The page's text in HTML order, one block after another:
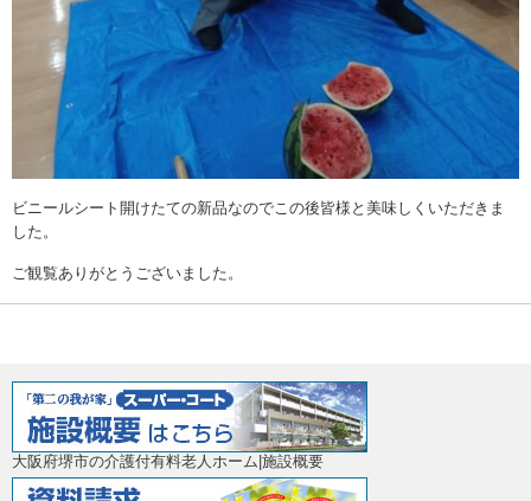
ビニールシート開けたての新品なのでこの後皆様と美味しくいただきま
した。
ご観覧ありがとうございました。
大阪府堺市の介護付有料老人ホーム|施設概要